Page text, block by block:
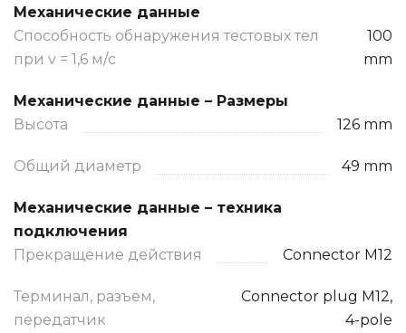
Механические данные
Способность обнаружения тестовых тел
при v = 1,6 м/с
100
mm
Механические данные – Размеры
Высота
126 mm
Общий диаметр 49 mm
Механические данные – техника
подключения
Прекращение действия
Connector M12
Терминал, разъем,
передатчик
Connector plug M12,
4-pole